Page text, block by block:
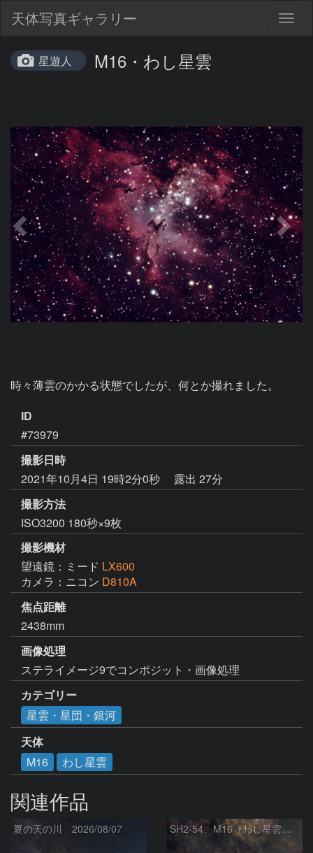
天体写真ギャラリー
星遊人 M16・わし星雲
時々薄雲のかかる状態でしたが、何とか撮れました。
ID
#73979
撮影日時
2021年10月4日 19時2分0秒
露出 27分
撮影方法
ISO3200 180秒×9枚
撮影機材
望遠鏡：ミード LX600
カメラ：ニコン D810A
焦点距離
2438mm
画像処理
ステライメージ9でコンポジット・画像処理
カテゴリー
星雲・星団・銀河
天体
M16
わし星雲
関連作品
夏の天の川 2026/08/07 SH2‑54、M16（わし星雲）、M17（オメガ星雲）